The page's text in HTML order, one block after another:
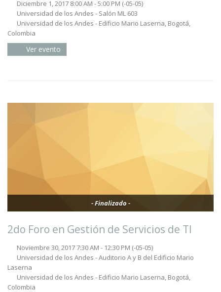
Diciembre 1, 2017 8:00 AM - 5:00 PM (-05-05)
Universidad de los Andes - Salón ML 603
Universidad de los Andes - Edificio Mario Laserna, Bogotá,
Colombia
Ver evento
- Finalizado -
2do Foro en Gestión de Servicios de TI
Noviembre 30, 2017 7:30 AM - 12:30 PM (-05-05)
Universidad de los Andes - Auditorio A y B del Edificio Mario
Laserna
Universidad de los Andes - Edificio Mario Laserna, Bogotá,
Colombia